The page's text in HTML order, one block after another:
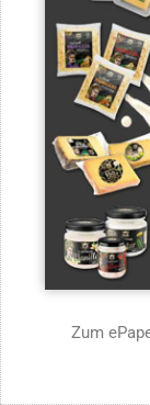
Zum